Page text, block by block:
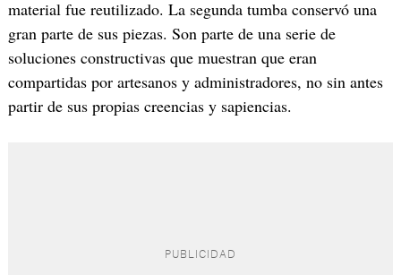
material fue reutilizado. La segunda tumba conservó una
gran parte de sus piezas. Son parte de una serie de
soluciones constructivas que muestran que eran
compartidas por artesanos y administradores, no sin antes
partir de sus propias creencias y sapiencias.